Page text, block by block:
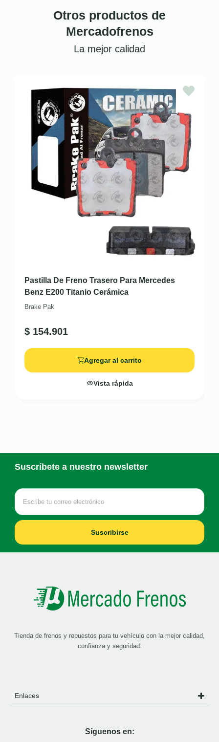
Otros productos de
Mercadofrenos
La mejor calidad
Pastilla De Freno Trasero Para Mercedes
Benz E200 Titanio Cerámica
Brake Pak
$ 154.901
Agregar al carrito
Vista rápida
Suscríbete a nuestro newsletter
Suscribirse
Tienda de frenos y repuestos para tu vehículo con la mejor calidad,
confianza y seguridad.
Enlaces
Síguenos en: